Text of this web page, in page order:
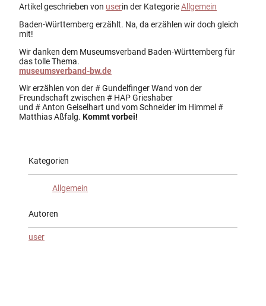
Artikel geschrieben von userin der KategorieAllgemein
Baden-Württemberg erzählt. Na, da erzählen wir doch gleich
mit!
Wir danken dem Museumsverband Baden-Württemberg für
das tolle Thema.
museumsverband-bw.de
Wir erzählen von der # Gundelfinger Wand von der
Freundschaft zwischen # HAP Grieshaber
und # Anton Geiselhart und vom Schneider im Himmel #
Matthias Aßfalg. Kommt vorbei!
Kategorien
Allgemein
Autoren
user